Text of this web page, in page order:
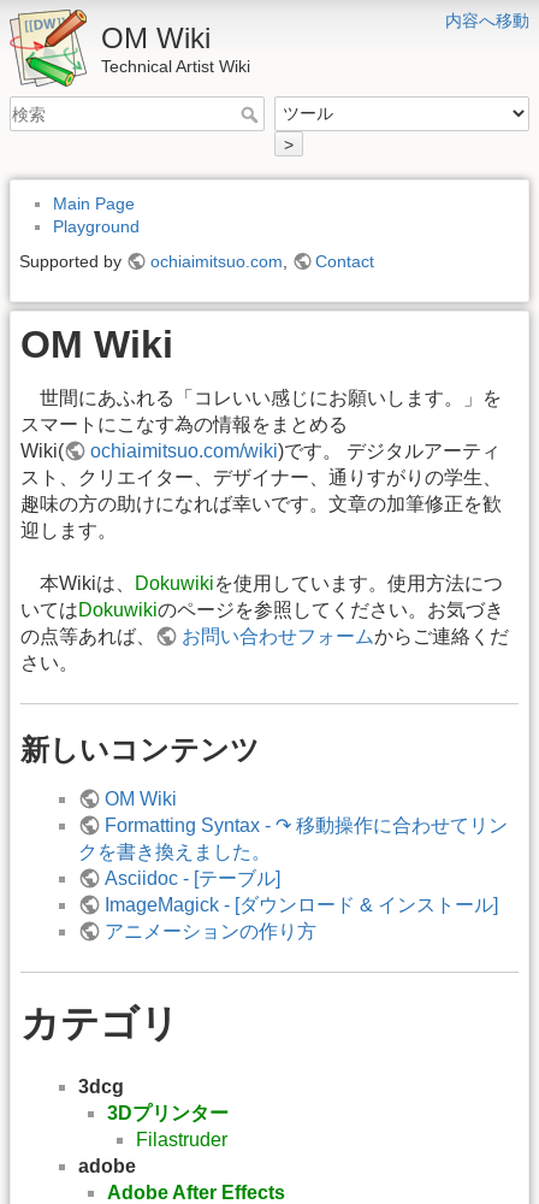
内容へ移動
OM Wiki
Technical Artist Wiki
>
Main Page
Playground
Supported by
ochiaimitsuo.com Contact
OM Wiki
世間にあふれる「コレいい感じにお願いします。」を
スマートにこなす為の情報をまとめる
Wiki(
ochiaimitsuo.com/wiki)です。 デジタルアーティ
スト、クリエイター、デザイナー、通りすがりの学生、
趣味の方の助けになれば幸いです。文章の加筆修正を歓
迎します。
本Wikiは、 Dokuwikiを使用しています。使用方法につ
いてはDokuwikiのページを参照してください。お気づき
の点等あれば、
お問い合わせフォームからご連絡くだ
さい。
新しいコンテンツ
OM Wiki
Formatting Syntax - ↷ 移動操作に合わせてリン
クを書き換えました。
Asciidoc - [テーブル]
ImageMagick - [ダウンロード & インストール]
アニメーションの作り方
カテゴリ
3dcg
3Dプリンター
Filastruder
adobe
Adobe After Effects